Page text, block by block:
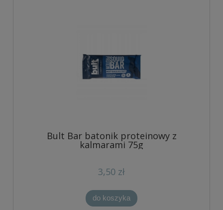
Bult Bar batonik proteinowy z
kalmarami 75g
3,50 zł
do koszyka